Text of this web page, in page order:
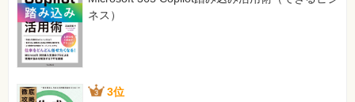
ネス）
3位